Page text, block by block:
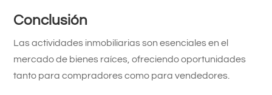
Conclusión
Las actividades inmobiliarias son esenciales en el
mercado de bienes raíces, ofreciendo oportunidades
tanto para compradores como para vendedores.